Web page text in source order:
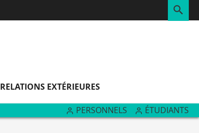
RELATIONS EXTÉRIEURES
PERSONNELS ÉTUDIANTS